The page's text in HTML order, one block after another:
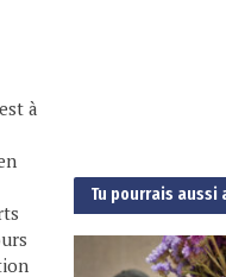
à
Tu pourrais aussi